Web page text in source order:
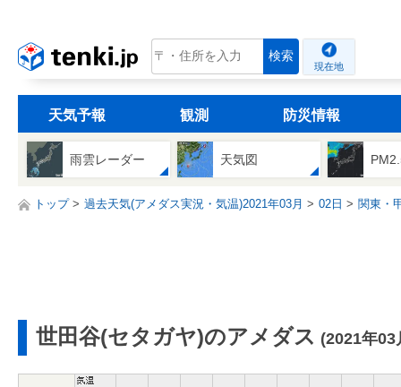
tenki.jp 検索
現在地
天気予報 観測 防災情報
雨雲レーダー 天気図
トップ 過去天気(アメダス実況・気温)2021年03月 02日 関東・
世田谷(セタガヤ)のアメダス (2021年03